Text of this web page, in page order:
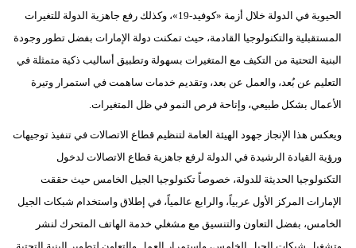
الحيوية في الدولة خلال أزمة «كوفيد-19»، وكذلك رفع جاهزية الدولة للتغيرات
المستقبلية والتكنولوجيا القادمة، حيث تمكنت دولة الإمارات بفضل تطور وجودة
البنية التحتية من التكيف مع المتغيرات بسهولة وتطبيق أساليب ذكية متمثلة في
التعليم عن بُعد، والعمل عن بعد، وتقديم خدمات ساهمت في استمرار وتيرة
الأعمال بشكل طبيعي، وإتاحة فرص النمو في ظل المتغيرات.
ويعكس هذا الإنجاز جهود الهيئة العامة لتنظيم قطاع الاتصالات في تنفيذ توجيهات
ورؤية القيادة الرشيدة في الدولة لرفع جاهزية قطاع الاتصالات لدخول
التكنولوجيا الحديثة للدولة، خصوصاً تكنولوجيا الجيل الخامس حيث حققت
الإمارات المركز الأول عربياً، والرابع عالمياً، في إطلاق واستخدام شبكات الجيل
الخامس، بفضل التعاون والتنسيق مع مشغلي خدمة الهاتف المتحرك لنشر